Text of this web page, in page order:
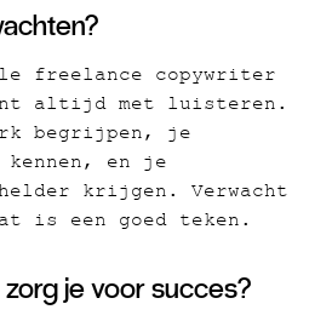
freelance copywriter
altijd met luisteren.
begrijpen, je
en je
krijgen. Verwacht
is een goed teken.
je voor succes?